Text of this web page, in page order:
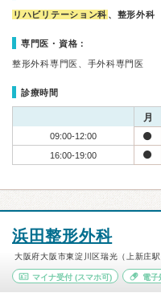
リハビリテーション科 、整形外科
専門医・資格：
整形外科専門医、手外科専門医
診療時間
月
09:00-12:00
16:00-19:00
浜田整形外科
大阪府大阪市東淀川区瑞光（上新庄駅
マイナ受付 (スマホ可) 電子